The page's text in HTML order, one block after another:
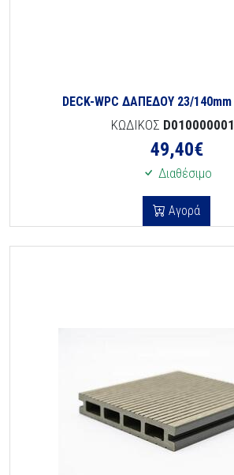
DECK-WPC ΔΑΠΕΔΟΥ 23/140mm
ΚΩΔΙΚΟΣ
49,40€
Διαθέσιμο
Αγορά